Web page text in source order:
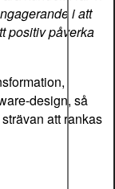
i att
positiv påverka
design, så
att rankas